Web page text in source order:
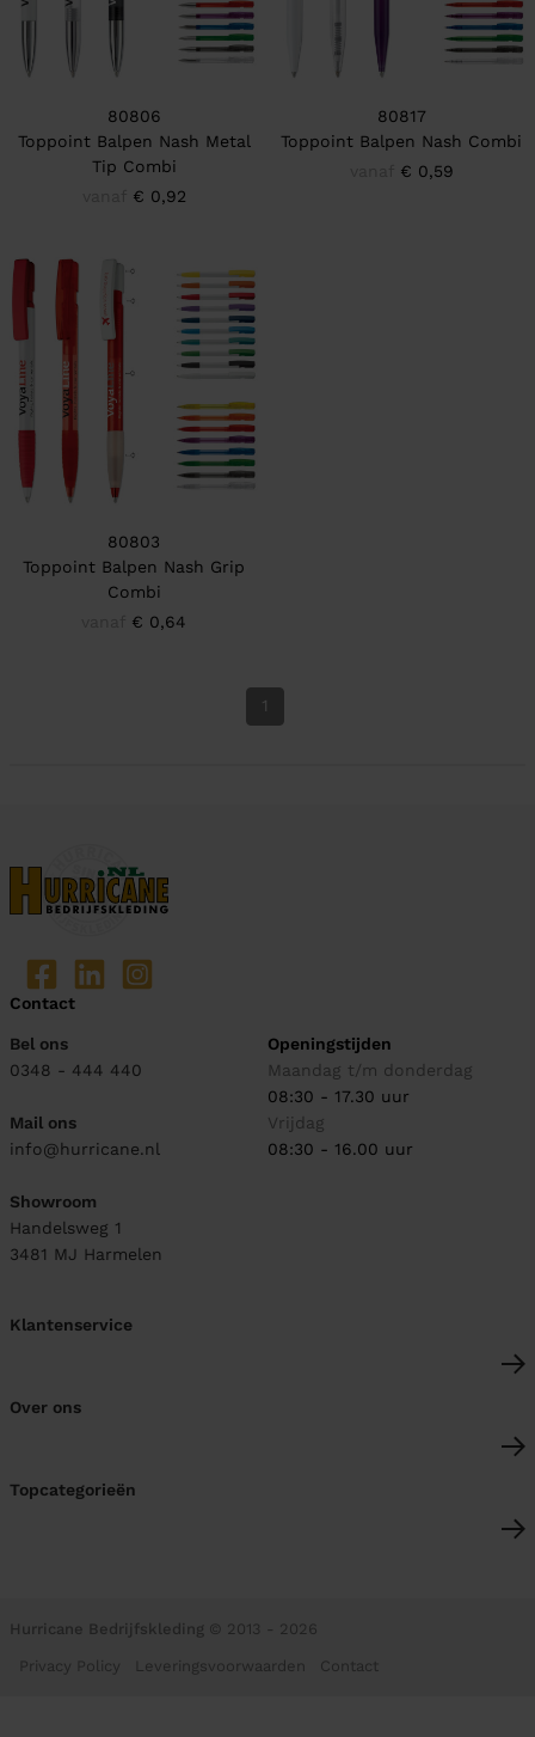
80806
Toppoint Balpen Nash Metal
Tip Combi
€ 0,92
80817
Toppoint Balpen Nash Combi
€ 0,59
80803
Toppoint Balpen Nash Grip
Combi
€ 0,64
1
Contact
Bel ons
0348 - 444 440
Mail ons
info@hurricane.nl
Showroom
Handelsweg 1
3481 MJ Harmelen
Openingstijden
Maandag t/m donderdag
08:30 - 17.30 uur
Vrijdag
08:30 - 16.00 uur
Klantenservice
Over ons
Topcategorieën
Hurricane Bedrijfskleding © 2013 - 2026
Privacy Policy Leveringsvoorwaarden Contact